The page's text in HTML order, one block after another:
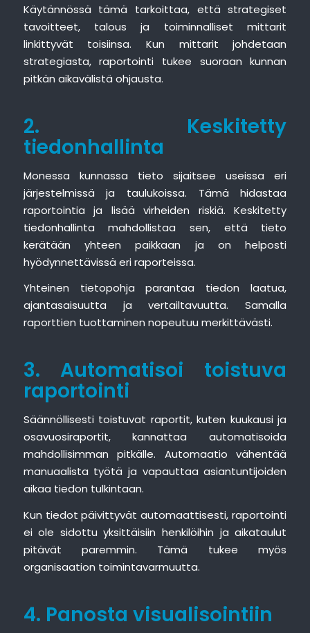
Käytännössä tämä tarkoittaa, että strategiset
tavoitteet, talous ja toiminnalliset mittarit
linkittyvät toisiinsa. Kun mittarit johdetaan
strategiasta, raportointi tukee suoraan kunnan
pitkän aikavälistä ohjausta.
2. Keskitetty
tiedonhallinta
Monessa kunnassa tieto sijaitsee useissa eri
järjestelmissä ja taulukoissa. Tämä hidastaa
raportointia ja lisää virheiden riskiä. Keskitetty
tiedonhallinta mahdollistaa sen, että tieto
kerätään yhteen paikkaan ja on helposti
hyödynnettävissä eri raporteissa.
Yhteinen tietopohja parantaa tiedon laatua,
ajantasaisuutta ja vertailtavuutta. Samalla
raporttien tuottaminen nopeutuu merkittävästi.
3. Automatisoi toistuva
raportointi
Säännöllisesti toistuvat raportit, kuten kuukausi ja
osavuosiraportit, kannattaa automatisoida
mahdollisimman pitkälle. Automaatio vähentää
manuaalista työtä ja vapauttaa asiantuntijoiden
aikaa tiedon tulkintaan.
Kun tiedot päivittyvät automaattisesti, raportointi
ei ole sidottu yksittäisiin henkilöihin ja aikataulut
pitävät paremmin. Tämä tukee myös
organisaation toimintavarmuutta.
4. Panosta visualisointiin